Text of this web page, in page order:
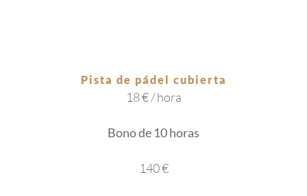
Pista de pádel cubierta
18 € / hora
Bono de 10 horas
140 €